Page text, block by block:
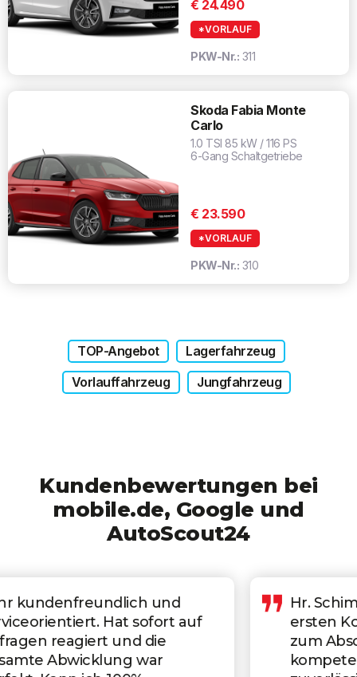
€ 24.490
*VORLAUF
PKW-Nr.: 311
Skoda Fabia Monte
Carlo
1.0 TSI 85 kW / 116 PS
6-Gang Schaltgetriebe
€ 23.590
*VORLAUF
PKW-Nr.: 310
TOP-Angebot
Lagerfahrzeug
Vorlauffahrzeug
Jungfahrzeug
Kundenbewertungen bei
mobile.de, Google und
AutoScout24
Hr. Schimmel war von der
ersten Kontaktaufnahme bis
zum Abschluss ein absolut
kompetenter, schneller und